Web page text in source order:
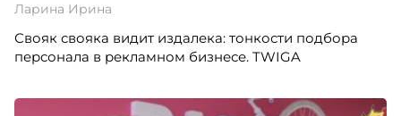
Ларина Ирина
Свояк свояка видит издалека: тонкости подбора
персонала в рекламном бизнесе. TWIGA